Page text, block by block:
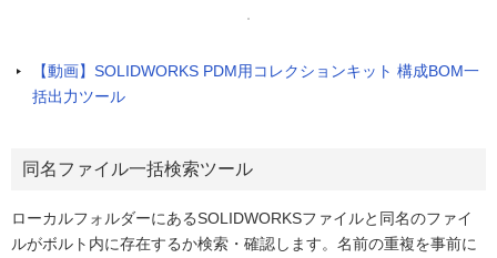
【動画】SOLIDWORKS PDM用コレクションキット 構成BOM一
括出力ツール
同名ファイル一括検索ツール
ローカルフォルダーにあるSOLIDWORKSファイルと同名のファイ
ルがボルト内に存在するか検索・確認します。名前の重複を事前に